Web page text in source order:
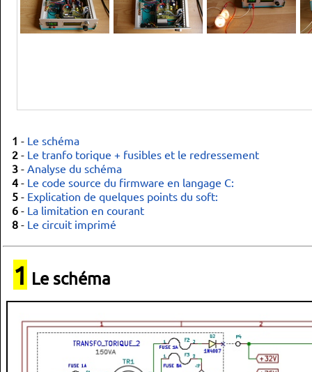
1 - Le schéma
2 - Le tranfo torique + fusibles et le redressement
3 - Analyse du schéma
4 - Le code source du firmware en langage C:
5 - Explication de quelques points du soft:
6 - La limitation en courant
8 - Le circuit imprimé
1 Le schéma